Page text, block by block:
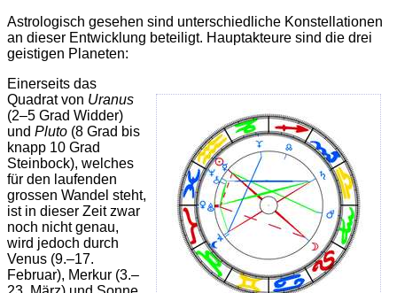
Astrologisch gesehen sind unterschiedliche Konstellationen
an dieser Entwicklung beteiligt. Hauptakteure sind die drei
geistigen Planeten:
Einerseits das
Quadrat von Uranus
(2–5 Grad Widder)
und Pluto (8 Grad bis
knapp 10 Grad
Steinbock), welches
für den lau­fenden
grossen Wandel steht,
ist in dieser Zeit zwar
noch nicht genau,
wird jedoch durch
Venus (9.–17.
Februar), Merkur (3.–